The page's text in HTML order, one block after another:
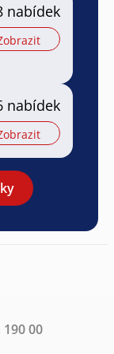
nabídek
nabídek
00